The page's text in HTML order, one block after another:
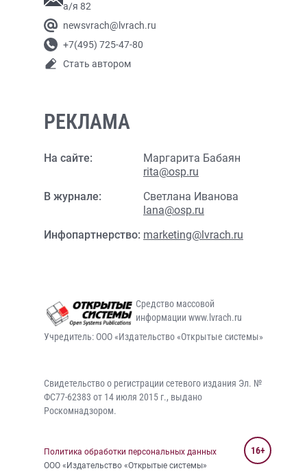
а/я 82
newsvrach@lvrach.ru
+7(495) 725-47-80
Стать автором
РЕКЛАМА
На сайте:
Маргарита Бабаян
rita@osp.ru
В журнале:
Светлана Иванова
lana@osp.ru
Инфопартнерство: marketing@lvrach.ru
Средство массовой
информации www.lvrach.ru
Учредитель: ООО «Издательство «Открытые системы»
Свидетельство о регистрации сетевого издания Эл. №
ФС77-62383 от 14 июля 2015 г., выдано
Роскомнадзором.
Политика обработки персональных данных
ООО «Издательство «Открытые системы»
16+